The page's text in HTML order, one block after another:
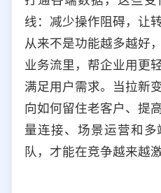
线：减少操作阻碍，让
从来不是功能越多越好
业务流里，帮企业用更
满足用户需求。当拉新
向如何留住老客户、提
量连接、场景运营和
队，才能在竞争越来越